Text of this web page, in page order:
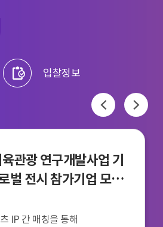
입찰정보
이전 다음
관광 연구개발사업 기
벌 전시 참가기업 모집
IP 간 매칭을 통해